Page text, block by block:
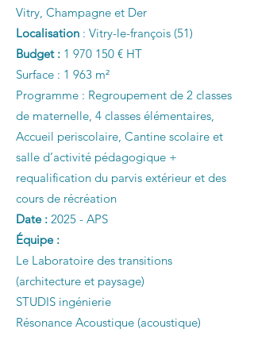
Vitry, Champagne et Der
Localisation : Vitry-le-françois (51)
Budget : 1 970 150 € HT
Surface : 1 963 m²
Programme : Regroupement de 2 classes
de maternelle, 4 classes élémentaires,
Accueil periscolaire, Cantine scolaire et
salle d’activité pédagogique +
requalification du parvis extérieur et des
cours de récréation
Date : 2025 - APS
Équipe :
Le Laboratoire des transitions
(architecture et paysage)
STUDIS ingénierie
Résonance Acoustique (acoustique)